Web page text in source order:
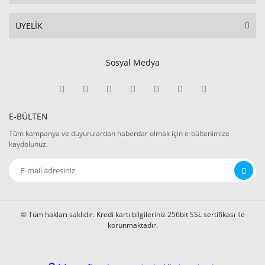
ÜYELİK
Sosyal Medya
E-BÜLTEN
Tüm kampanya ve duyurulardan haberdar olmak için e-bültenimize
kaydolunuz.
© Tüm hakları saklıdır. Kredi kartı bilgileriniz 256bit SSL sertifikası ile
korunmaktadır.